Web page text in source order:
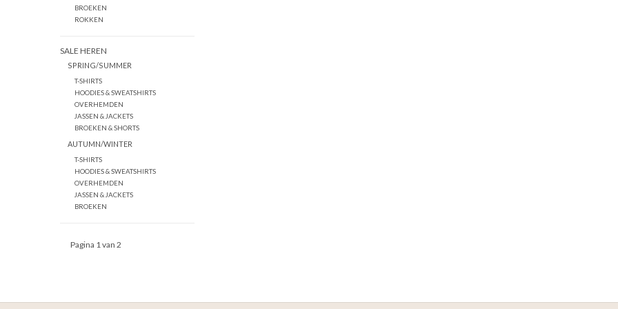
BROEKEN
ROKKEN
SALE HEREN
SPRING/SUMMER
T-SHIRTS
HOODIES & SWEATSHIRTS
OVERHEMDEN
JASSEN & JACKETS
BROEKEN & SHORTS
AUTUMN/WINTER
T-SHIRTS
HOODIES & SWEATSHIRTS
OVERHEMDEN
JASSEN & JACKETS
BROEKEN
Pagina 1 van 2